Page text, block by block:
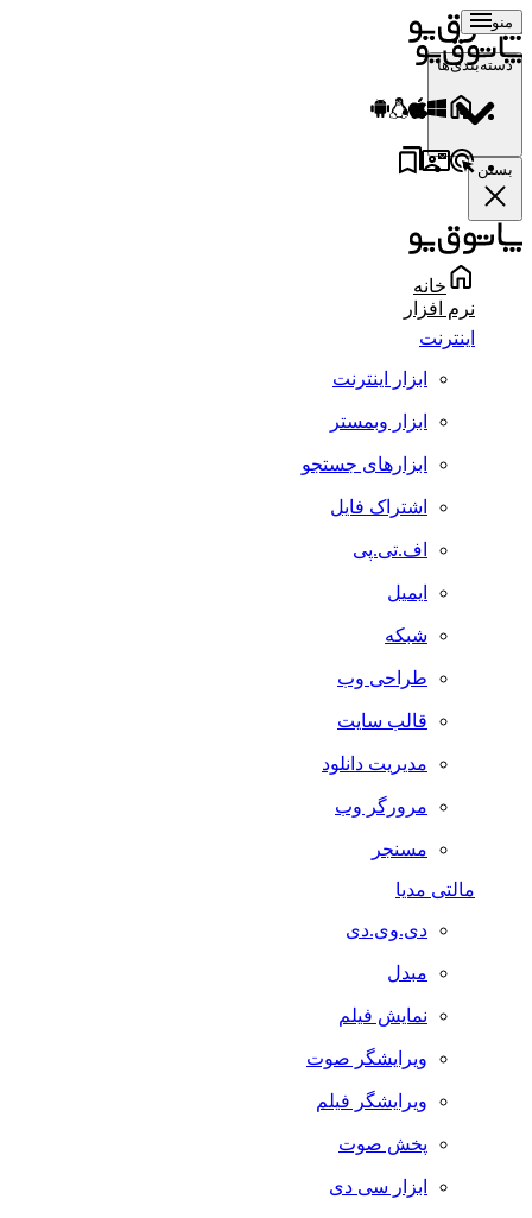
منو
دسته‌بندی‌ها
بستن
خانه
نرم افزار
اینترنت
ابزار اینترنت
ابزار وبمستر
ابزارهای جستجو
اشتراک فایل
اف.تی.پی
ایمیل
شبکه
طراحی وب
قالب سایت
مدیریت دانلود
مرورگر وب
مسنجر
مالتی مدیا
دی.وی.دی
مبدل
نمایش فیلم
ویرایشگر صوت
ویرایشگر فیلم
پخش صوت
ابزار سی دی